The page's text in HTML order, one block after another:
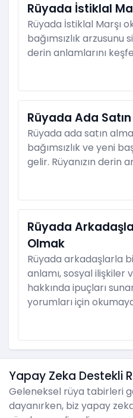
Rüyada İstiklal
Rüyada İstiklal Marşı
bağımsızlık arzusunu
derin anlamlarını
Rüyada Ada
Rüyada ada satın
bağımsızlık ve yeni
gelir. Rüyanızın derin
Rüyada
Olmak
Rüyada arkadaşlarla
anlamı, sosyal ilişkiler
hakkında ipuçları
yorumları için
Yapay Zeka Destekli
Geleneksel rüya tabirleri
dayanırken, biz yapay